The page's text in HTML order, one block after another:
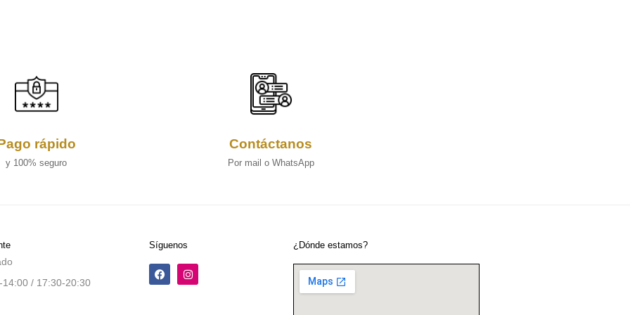
rápido
y 100% seguro
Contáctanos
Por mail o WhatsApp
/ 17:30-20:30
Síguenos ¿Dónde estamos?